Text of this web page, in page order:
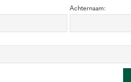
Achternaam: